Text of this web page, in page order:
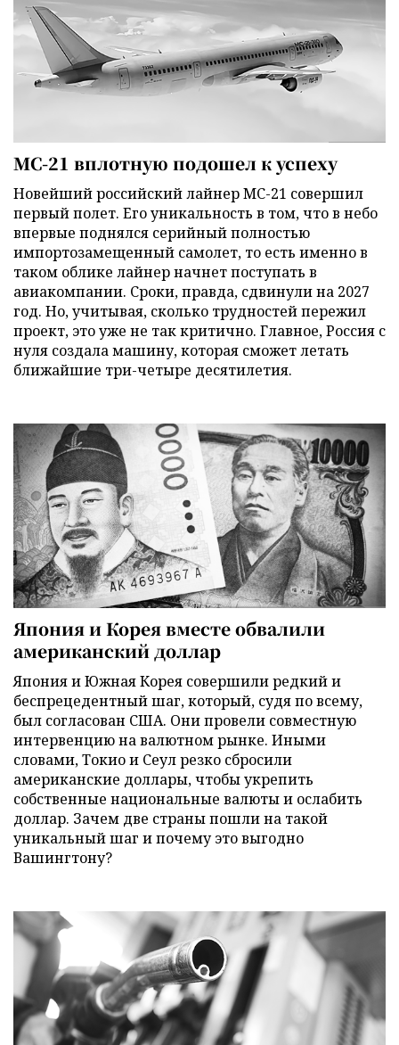
МС-21 вплотную подошел к успеху
Новейший российский лайнер МС-21 совершил
первый полет. Его уникальность в том, что в небо
впервые поднялся серийный полностью
импортозамещенный самолет, то есть именно в
таком облике лайнер начнет поступать в
авиакомпании. Сроки, правда, сдвинули на 2027
год. Но, учитывая, сколько трудностей пережил
проект, это уже не так критично. Главное, Россия с
нуля создала машину, которая сможет летать
ближайшие три-четыре десятилетия.
Япония и Корея вместе обвалили
американский доллар
Япония и Южная Корея совершили редкий и
беспрецедентный шаг, который, судя по всему,
был согласован США. Они провели совместную
интервенцию на валютном рынке. Иными
словами, Токио и Сеул резко сбросили
американские доллары, чтобы укрепить
собственные национальные валюты и ослабить
доллар. Зачем две страны пошли на такой
уникальный шаг и почему это выгодно
Вашингтону?